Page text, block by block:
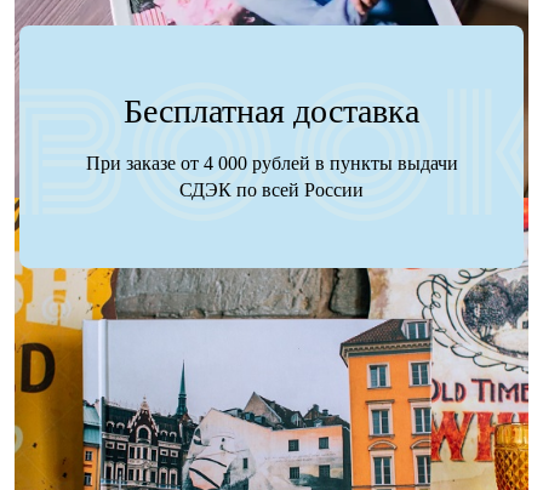
Бесплатная доставка
При заказе от 4 000 рублей в пункты выдачи
СДЭК по всей России
Наше портфолио